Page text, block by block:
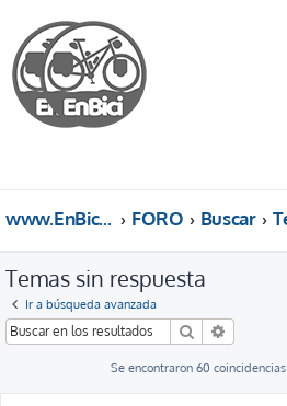
www.EnBici.eu FORO Buscar
Temas sin respuesta
Ir a búsqueda avanzada
Buscar
Se encontraron 60 coincidencias